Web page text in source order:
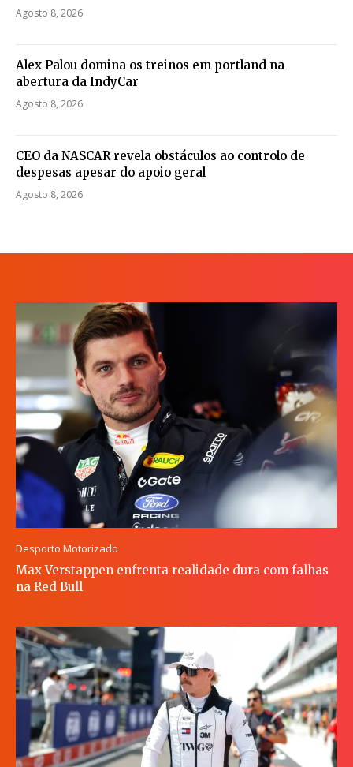
Agosto 8, 2026
Alex Palou domina os treinos em portland na
abertura da IndyCar
Agosto 8, 2026
CEO da NASCAR revela obstáculos ao controlo de
despesas apesar do apoio geral
Agosto 8, 2026
Desporto Motorizado
Max Verstappen enfrenta realidade dura com falhas
na Red Bull